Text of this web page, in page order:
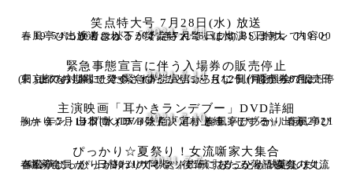
笑点特大号 7月28日(水) 放送
春風亭ぴっかり☆が、2021年7月28日(水) BS日テレで19:00～19:54に放送される「笑点特大号」に出演します。 内容と出演者は以下が予定されています。 ▽特大
2021.7.24
緊急事態宣言に伴う入場券の販売停止
東京都を対象にした緊急事態宣言が7月12日(月)から8月22日(日)までの期間で発令されたことにともなう、前売券の販売停止のおしらせです。 ぴっかり☆らくご制作委員会では
2021.7.14
主演映画「耳かきランデブー」DVD詳細
胸キュン・ラブコメディ映画『耳かきランデブー』 春風亭ぴっかり☆、山本博（ロバート）、村上純（しずる）出演 2021年7月14日(水)DVD発売決定！ 春風亭ぴっかり☆が
2021.7.10
ぴっかり☆夏祭り！女流噺家大集合
春風亭ぴっかり☆2021サマーツアー「ぴっかり☆夏祭り！」各公演に、ぴっかり☆の同期・後輩にあたる落語協会の女流噺家全員が、日替わりでゲスト出演することが決定しました。
2021.7.7